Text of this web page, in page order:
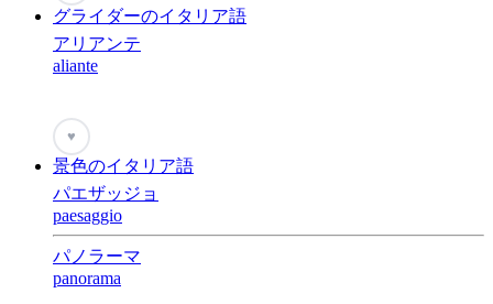
グライダーのイタリア語
アリアンテ
aliante
♥
景色のイタリア語
パエザッジョ
paesaggio
パノラーマ
panorama